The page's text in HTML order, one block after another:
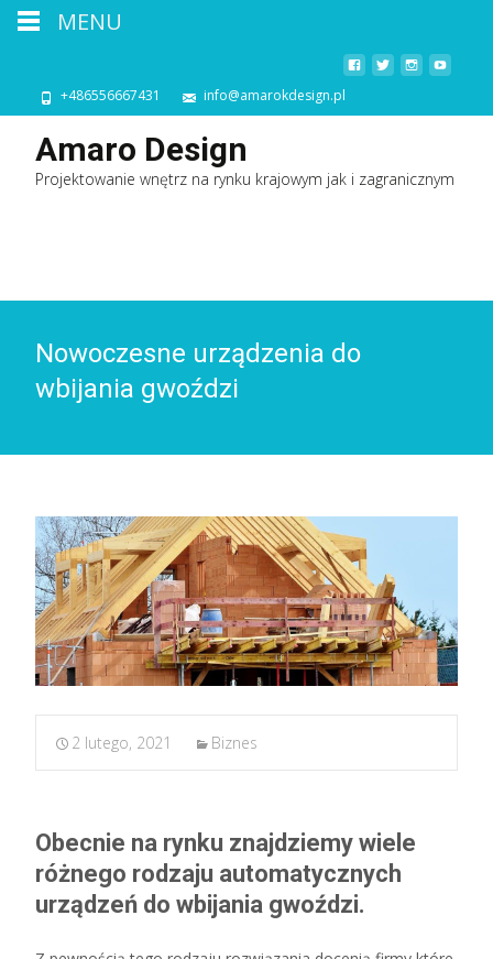
+486556667431 info@amarokdesign.pl
Amaro Design
Projektowanie wnętrz na rynku krajowym jak i zagranicznym
Nowoczesne urządzenia do
wbijania gwoździ
2 lutego, 2021 Biznes
Obecnie na rynku znajdziemy wiele
różnego rodzaju automatycznych
urządzeń do wbijania gwoździ.
MENU